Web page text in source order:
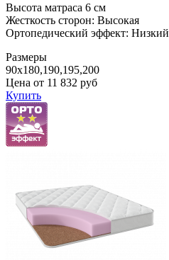
Высота матраса 6 см
Жесткость сторон: Высокая
Ортопедический эффект: Низкий
Размеры
90x180,190,195,200
Цена от 11 832 руб
Купить